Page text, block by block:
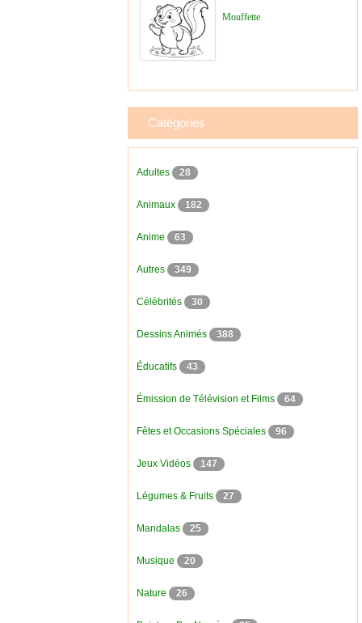
Mouffette
Catégories
Adultes 28
Animaux 182
Anime 63
Autres 349
Célébrités 30
Dessins Animés 388
Éducatifs 43
Émission de Télévision et Films 64
Fêtes et Occasions Spéciales 96
Jeux Vidéos 147
Légumes & Fruits 27
Mandalas 25
Musique 20
Nature 26